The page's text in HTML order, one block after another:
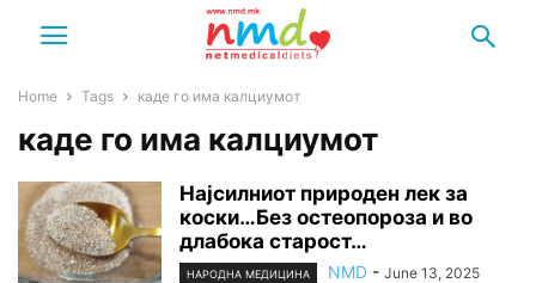
Home Tags каде го има калциумот
каде го има калциумот
Најсилниот природен лек за
коски…Без остеопороза и во
длабока старост…
НАРОДНА МЕДИЦИНА NMD - June 13, 2025